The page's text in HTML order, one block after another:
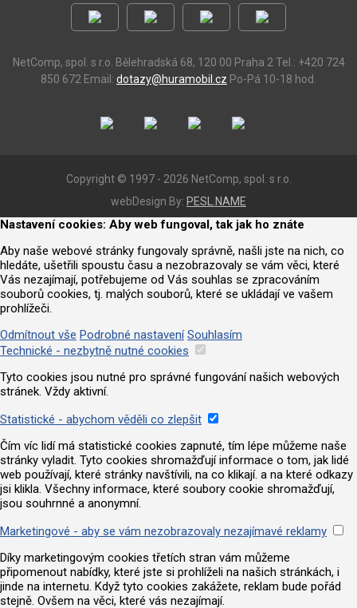
NetComp, spol. s r.o. Bělehradská 68, 120 00 Praha 2 Tel.: +420 724
850 672 Email: dotazy@huramobil.cz Po-Pá 10-18 hod.
Copyright © 1997 - 2026 NetComp, spol. s r.o.
webDesign By: PESL.NAME
Nastavení cookies: Aby web fungoval, tak jak ho znáte
Aby naše webové stránky fungovaly správně, našli jste na nich, co
hledáte, ušetřili spoustu času a nezobrazovaly se vám věci, které
Vás nezajímají, potřebujeme od Vás souhlas se zpracováním
souborů cookies, tj. malých souborů, které se ukládají ve vašem
prohlížeči.
Odmítnout vše Podrobné nastavení Souhlasím
Technické - nezbytně nutné cookies
Tyto cookies jsou nutné pro správné fungování našich webových
stránek. Vždy aktivní.
Statistické - abychom věděli co zlepšit
Čím víc lidí má statistické cookies zapnuté, tím lépe můžeme naše
stránky vyladit. Tyto cookies shromažďují informace o tom, jak lidé
web používají, které stránky navštívili, na co klikají. a na které odkazy
jsi klikla. Všechny informace, které soubory cookie shromažďují,
jsou souhrnné a anonymní.
Marketingové - aby se vám nezobrazovaly nezajímavé reklamy
Díky marketingovým cookies třetích stran vám můžeme
připomenout nabídky, které jste si prohlíželi na našich stránkách, i
jinde na internetu. Když tyto cookies zakážete, reklam bude pořád
stejně. Ovšem na věci, které vás nezajímají.